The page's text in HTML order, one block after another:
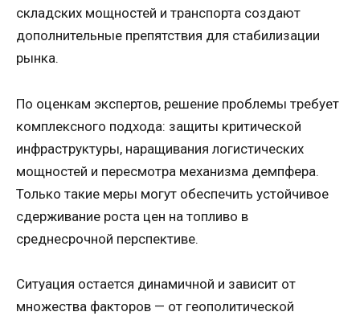
складских мощностей и транспорта создают
дополнительные препятствия для стабилизации
рынка.
По оценкам экспертов, решение проблемы требует
комплексного подхода: защиты критической
инфраструктуры, наращивания логистических
мощностей и пересмотра механизма демпфера.
Только такие меры могут обеспечить устойчивое
сдерживание роста цен на топливо в
среднесрочной перспективе.
Ситуация остается динамичной и зависит от
множества факторов — от геополитической